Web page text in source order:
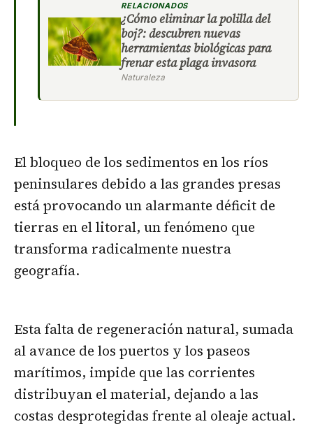
RELACIONADOS
¿Cómo eliminar la polilla del
boj?: descubren nuevas
herramientas biológicas para
frenar esta plaga invasora
Naturaleza
El bloqueo de los sedimentos en los ríos
peninsulares debido a las grandes presas
está provocando un alarmante déficit de
tierras en el litoral, un fenómeno que
transforma radicalmente nuestra
geografía.
Esta falta de regeneración natural, sumada
al avance de los puertos y los paseos
marítimos, impide que las corrientes
distribuyan el material, dejando a las
costas desprotegidas frente al oleaje actual.